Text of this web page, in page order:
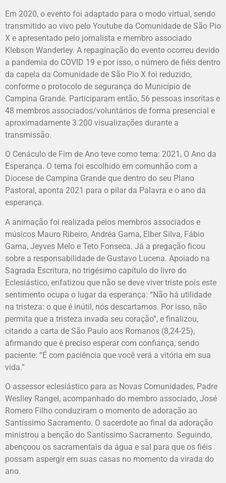
Em 2020, o evento foi adaptado para o modo virtual, sendo
transmitido ao vivo pelo Youtube da Comunidade de São Pio
X e apresentado pelo jornalista e membro associado
Klebson Wanderley. A repaginação do evento ocorreu devido
a pandemia do COVID 19 e por isso, o número de fiéis dentro
da capela da Comunidade de São Pio X foi reduzido,
conforme o protocolo de segurança do Município de
Campina Grande. Participaram então, 56 pessoas inscritas e
48 membros associados/voluntários de forma presencial e
aproximadamente 3.200 visualizações durante a
transmissão.
O Cenáculo de Fim de Ano teve como tema: 2021, O Ano da
Esperança. O tema foi escolhido em comunhão com a
Diocese de Campina Grande que dentro do seu Plano
Pastoral, aponta 2021 para o pilar da Palavra e o ano da
esperança.
A animação foi realizada pelos membros associados e
músicos Mauro Ribeiro, Andréa Gama, Elber Silva, Fábio
Gama, Jeyves Melo e Teto Fonseca. Já a pregação ficou
sobre a responsabilidade de Gustavo Lucena. Apoiado na
Sagrada Escritura, no trigésimo capítulo do livro do
Eclesiástico, enfatizou que não se deve viver triste pois este
sentimento ocupa o lugar da esperança: “Não há utilidade
na tristeza: o que é inútil, nós descartamos. Por isso, não
permita que a tristeza invada seu coração”, e finalizou,
citando a carta de São Paulo aos Romanos (8,24-25),
afirmando que é preciso esperar com confiança, sendo
paciente: “É com paciência que você verá a vitória em sua
vida.”
O assessor eclesiástico para as Novas Comunidades, Padre
Weslley Rangel, acompanhado do membro associado, José
Romero Filho conduziram o momento de adoração ao
Santíssimo Sacramento. O sacerdote ao final da adoração
ministrou a benção do Santíssimo Sacramento. Seguindo,
abençoou os sacramentais da água e sal para que os fiéis
possam aspergir em suas casas no momento da virada do
ano.